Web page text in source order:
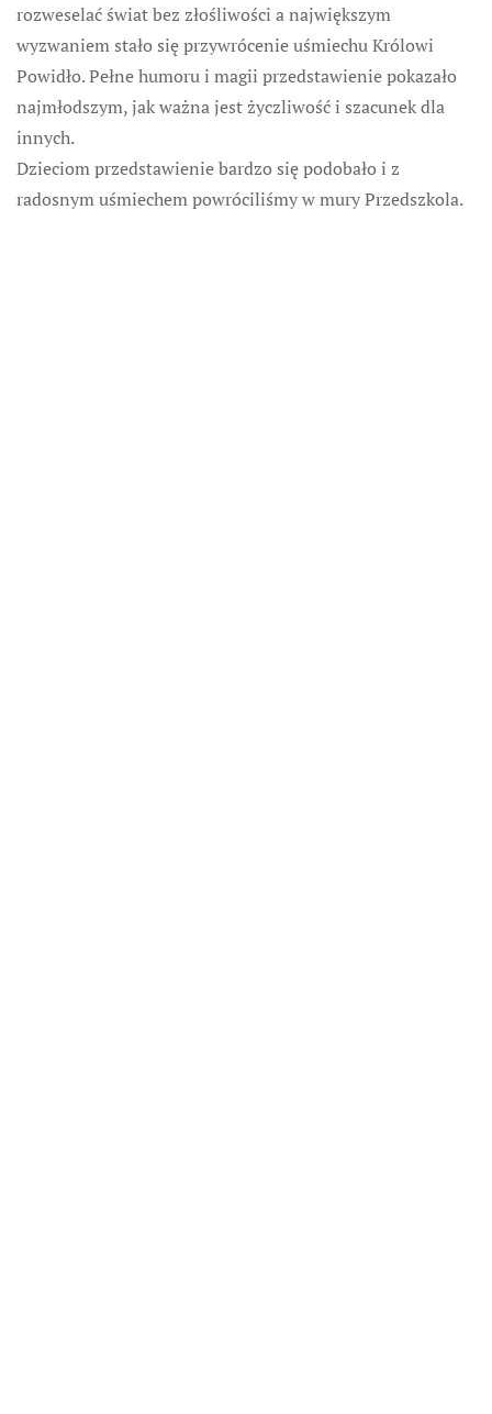
rozweselać świat bez złośliwości a największym
wyzwaniem stało się przywrócenie uśmiechu Królowi
Powidło. Pełne humoru i magii przedstawienie pokazało
najmłodszym, jak ważna jest życzliwość i szacunek dla
innych.
Dzieciom przedstawienie bardzo się podobało i z
radosnym uśmiechem powróciliśmy w mury Przedszkola.